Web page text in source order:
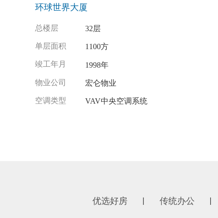
环球世界大厦
总楼层 32层
单层面积 1100方
竣工年月 1998年
物业公司 宏仑物业
空调类型 VAV中央空调系统
优选好房 传统办公